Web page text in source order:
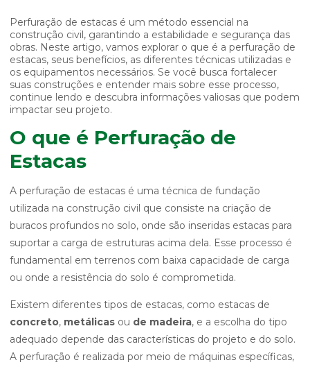
Perfuração de estacas é um método essencial na
construção civil, garantindo a estabilidade e segurança das
obras. Neste artigo, vamos explorar o que é a perfuração de
estacas, seus benefícios, as diferentes técnicas utilizadas e
os equipamentos necessários. Se você busca fortalecer
suas construções e entender mais sobre esse processo,
continue lendo e descubra informações valiosas que podem
impactar seu projeto.
O que é Perfuração de
Estacas
A perfuração de estacas é uma técnica de fundação
utilizada na construção civil que consiste na criação de
buracos profundos no solo, onde são inseridas estacas para
suportar a carga de estruturas acima dela. Esse processo é
fundamental em terrenos com baixa capacidade de carga
ou onde a resistência do solo é comprometida.
Existem diferentes tipos de estacas, como estacas de
concreto, metálicas ou de madeira, e a escolha do tipo
adequado depende das características do projeto e do solo.
A perfuração é realizada por meio de máquinas específicas,